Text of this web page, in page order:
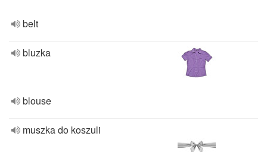
belt
bluzka
blouse
muszka do koszuli